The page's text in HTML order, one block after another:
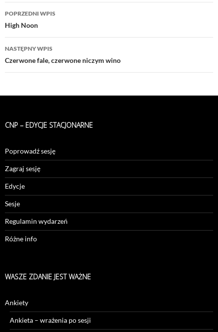
Nawigacja
wpisu
POPRZEDNI WPIS
High Noon
NASTĘPNY WPIS
Czerwone fale, czerwone niczym wino
CNP – EDYCJE STACJONARNE
Poprowadź sesję
Zagraj sesję
Edycje
Sesje
Regulamin wydarzeń
Różne info
WASZE ZDANIE JEST WAŻNE
Ankiety
Ankieta – wrażenia po sesji